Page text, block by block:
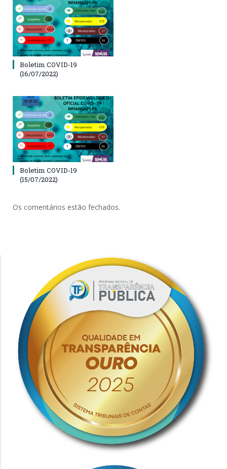
Boletim COVID-19
(16/07/2022)
Boletim COVID-19
(15/07/2022)
Os comentários estão fechados.